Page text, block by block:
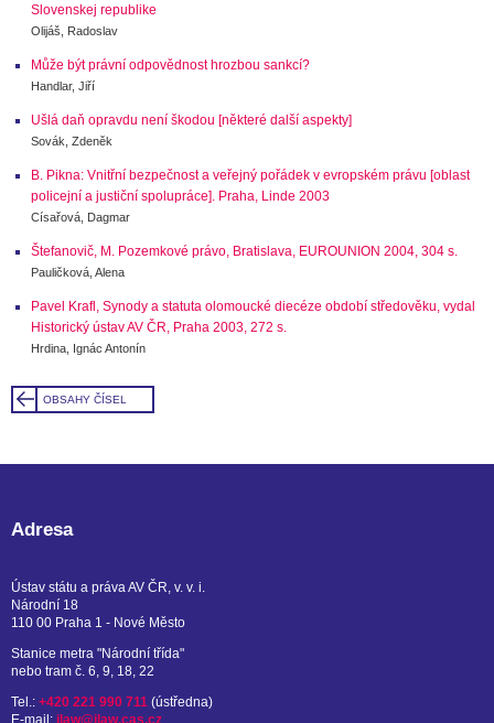
Slovenskej republike
Olijáš, Radoslav
Může být právní odpovědnost hrozbou sankcí?
Handlar, Jiří
Ušlá daň opravdu není škodou [některé další aspekty]
Sovák, Zdeněk
B. Pikna: Vnitřní bezpečnost a veřejný pořádek v evropském právu [oblast
policejní a justiční spolupráce]. Praha, Linde 2003
Císařová, Dagmar
Štefanovič, M. Pozemkové právo, Bratislava, EUROUNION 2004, 304 s.
Pauličková, Alena
Pavel Krafl, Synody a statuta olomoucké diecéze období středověku, vydal
Historický ústav AV ČR, Praha 2003, 272 s.
Hrdina, Ignác Antonín
OBSAHY ČÍSEL
Adresa
Ústav státu a práva AV ČR, v. v. i.
Národní 18
110 00 Praha 1 - Nové Město
Stanice metra "Národní třída"
nebo tram č. 6, 9, 18, 22
Tel.: +420 221 990 711 (ústředna)
E-mail: ilaw@ilaw.cas.cz